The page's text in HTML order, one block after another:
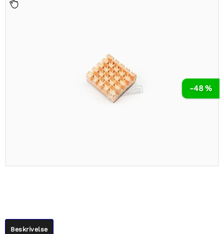
-48 %
Beskrivelse